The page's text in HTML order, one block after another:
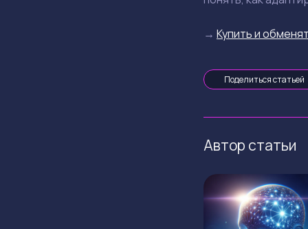
→ Купить и
Поделиться статьей
Автор статьи